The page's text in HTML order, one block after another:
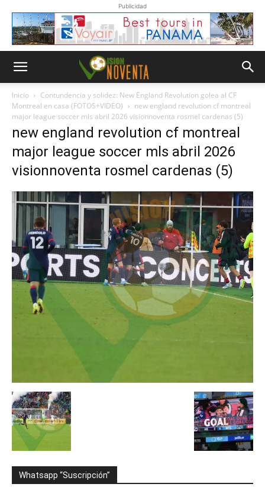
Publicidad
Inicio
Contundencia y solidez: New England Revolution golea al CF
Montreal en casa (FOTOS+VIDEO)
new england revolution cf montreal
major league soccer mls abril 2026 visionnoventa rosmel cardenas (5)
new england revolution cf montreal
major league soccer mls abril 2026
visionnoventa rosmel cardenas (5)
Whatsapp “Suscripción”